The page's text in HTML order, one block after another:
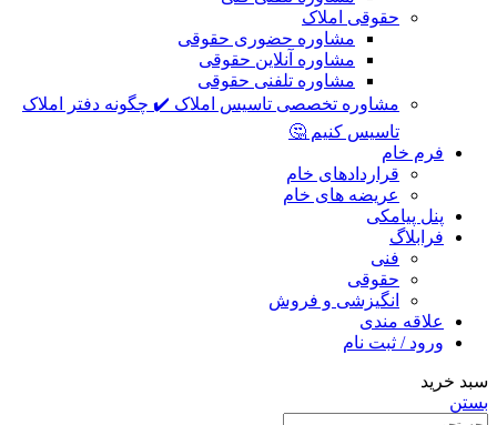
حقوقی املاک
مشاوره حضوری حقوقی
مشاوره آنلاین حقوقی
مشاوره تلفنی حقوقی
مشاوره تخصصی تاسیس املاک ✔️ چگونه دفتر املاک
تاسیس کنیم 🤔
فرم خام
قراردادهای خام
عریضه های خام
پنل پیامکی
فرابلاگ
فنی
حقوقی
انگیزشی و فروش
علاقه مندی
ورود / ثبت نام
سبد خرید
بستن